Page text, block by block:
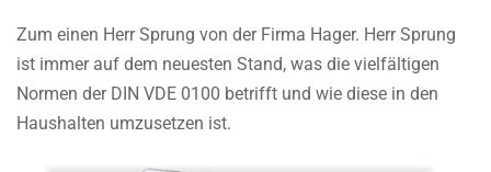
Zum einen Herr Sprung von der Firma Hager. Herr Sprung
ist immer auf dem neuesten Stand, was die vielfältigen
Normen der DIN VDE 0100 betrifft und wie diese in den
Haushalten umzusetzen ist.